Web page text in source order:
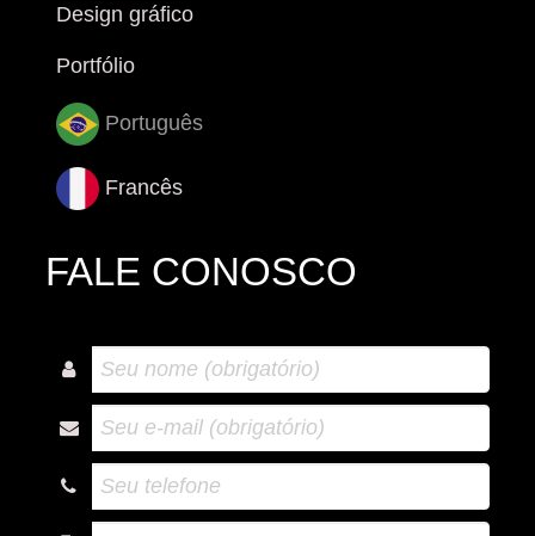
Design gráfico
Portfólio
Português
Francês
FALE CONOSCO